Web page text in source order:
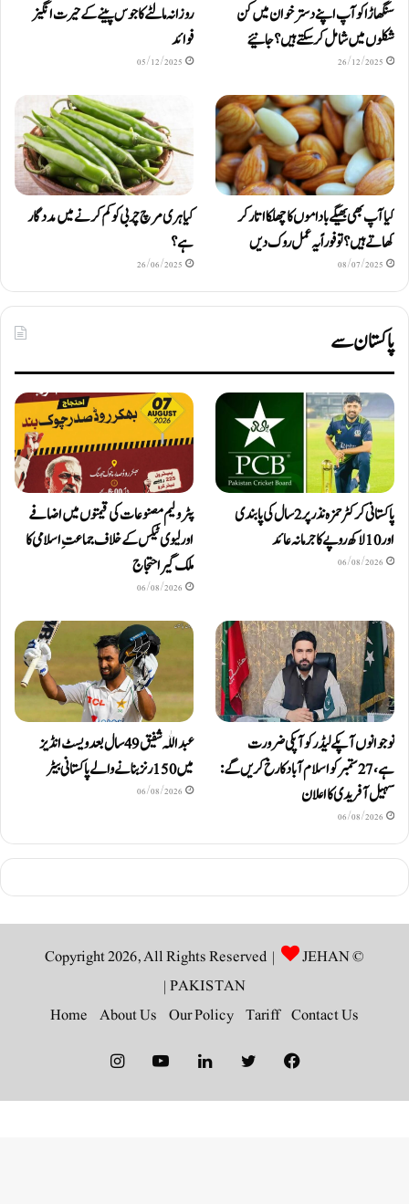
سنگھاڑا کو آپ اپنے دستر خوان میں کن
شکلوں میں شامل کرسکتے ہیں ؟ جانیئے
26/12/2025
روزانہ مالٹے کا جوس پینے کے حیرت انگیز
فوائد
05/12/2025
کیا آپ بھی بھیگے باداموں کا چھلکا اتار کر
کھاتے ہیں؟ تو فوراً یہ عمل روک دیں
08/07/2025
کیا ہری مرچ چربی کو کم کرنے میں مددگار
ہے؟
26/06/2025
پاکستان سے
پاکستانی کرکٹر حمزہ نذر پر 2 سال کی پابندی
اور 10 لاکھ روپےکا جرمانہ عائد
06/08/2026
پٹرولیم مصنوعات کی قیمتوں میں اضافے
اور لیوی ٹیکس کے خلاف جماعتِ اسلامی کا
ملک گیر احتجاج
06/08/2026
نوجوانوں آپکے لیڈر کو آپکی ضرورت
ہے، 27 ستمبر کو اسلام آباد کا رخ کریں گے:
سہیل آفریدی کا اعلان
06/08/2026
عبداللّٰہ شفیق 49 سال بعد ویسٹ انڈیز
میں 150 رنز بنانے والے پاکستانی بیٹر
06/08/2026
© Copyright 2026, All Rights Reserved |
JEHAN
PAKISTAN
|
Contact Us
Tariff
Our Policy
About Us
Home
Facebook
Twitter
LinkedIn
YouTube
Instagram